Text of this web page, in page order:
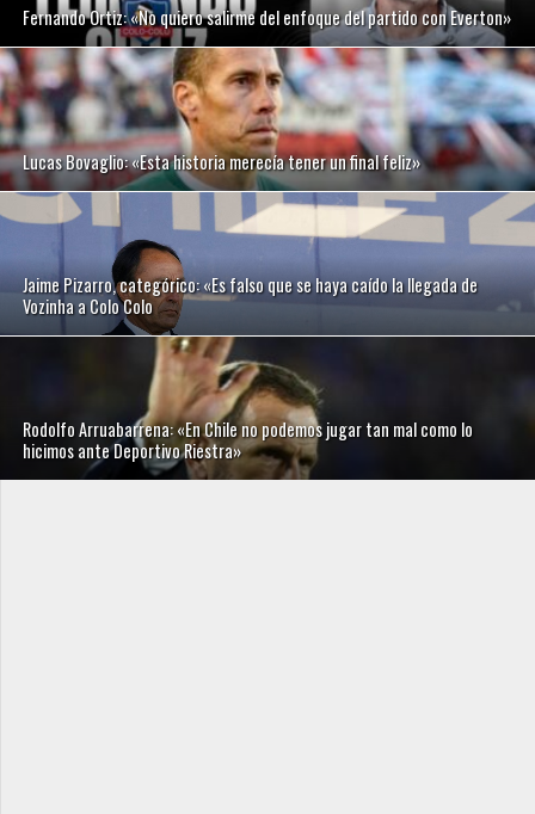
Fernando Ortiz: «No quiero salirme del enfoque del partido con Everton»
Lucas Bovaglio: «Esta historia merecía tener un final feliz»
Jaime Pizarro, categórico: «Es falso que se haya caído la llegada de
Vozinha a Colo Colo
Rodolfo Arruabarrena: «En Chile no podemos jugar tan mal como lo
hicimos ante Deportivo Riestra»